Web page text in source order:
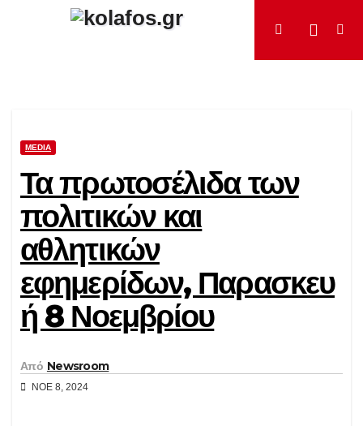
MEDIA
Τα πρωτοσέλιδα των
πολιτικών και
αθλητικών
εφημερίδων, Παρασκευ
ή 8 Νοεμβρίου
Από Newsroom
ΝΟΈ 8, 2024